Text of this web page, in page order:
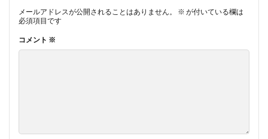
メールアドレスが公開されることはありません。 ※ が付いている欄は
必須項目です
コメント ※